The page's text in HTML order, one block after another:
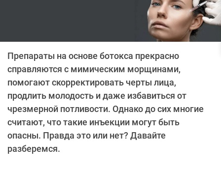
Препараты на основе ботокса прекрасно
справляются с мимическим морщинами,
помогают скорректировать черты лица,
продлить молодость и даже избавиться от
чрезмерной потливости. Однако до сих многие
считают, что такие инъекции могут быть
опасны. Правда это или нет? Давайте
разберемся.